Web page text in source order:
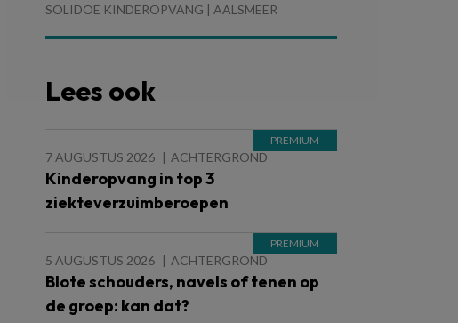
SOLIDOE KINDEROPVANG | AALSMEER
Lees ook
7 AUGUSTUS 2026 ACHTERGROND
Kinderopvang in top 3
ziekteverzuimberoepen
5 AUGUSTUS 2026 ACHTERGROND
Blote schouders, navels of tenen op
de groep: kan dat?